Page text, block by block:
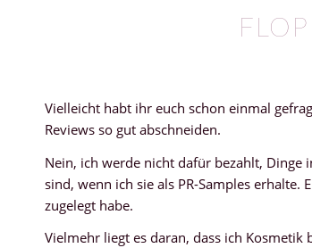
Vielleicht habt ihr euch schon einmal
Reviews so gut abschneiden.
Nein, ich werde nicht dafür bezahlt, Dinge
sind, wenn ich sie als PR-Samples
zugelegt habe.
Vielmehr liegt es daran, dass ich